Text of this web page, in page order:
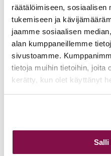
räätälöimiseen, sosiaalisen
tukemiseen ja
jaamme sosiaalisen
alan kumppaneillemme
sivustoamme.
tietoja muihin tietoihin, joita
kerätty, kun olet käyttänyt
Salli
Maksuton koulutus toteutetaan
klo 9.00 – 12.00.
Lisätietoja ja ilmoittautuminen
täältä
Ajankohtaista
17.06.2026 Pelastetaan
Hiippakunnan
Lisää ajankohtaista